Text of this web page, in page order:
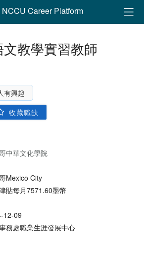
Career Platform
教學實習教師
有興趣
收藏職缺
中華文化學院
Mexico City
貼每月7571.60墨幣
12-09
務處職業生涯發展中心